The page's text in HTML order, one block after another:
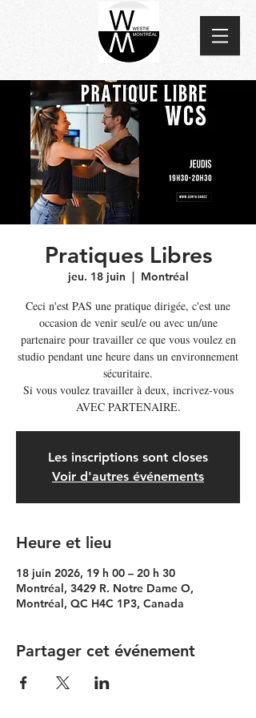
Pratiques Libres
jeu. 18 juin
  |
Montréal
Ceci n'est PAS une pratique dirigée, c'est une
occasion de venir seul/e ou avec un/une
partenaire pour travailler ce que vous voulez en
studio pendant une heure dans un environnement
sécuritaire.
Si vous voulez travailler à deux, incrivez-vous
AVEC PARTENAIRE.
Les inscriptions sont closes
Voir d'autres événements
Heure et lieu
18 juin 2026, 19 h 00 – 20 h 30
Montréal, 3429 R. Notre Dame O,
Montréal, QC H4C 1P3, Canada
Partager cet événement